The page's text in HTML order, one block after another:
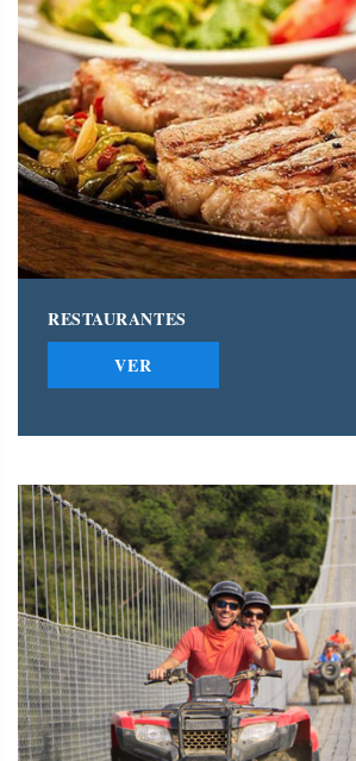
RESTAURANTES
VER